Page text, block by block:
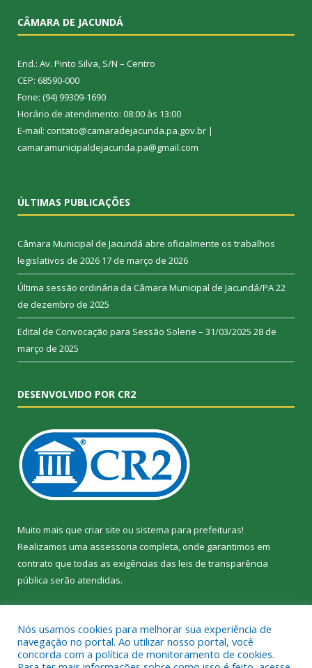
CÂMARA DE JACUNDÁ
End.: Av. Pinto Silva, S/N – Centro
CEP: 68590-000
Fone: (94) 99309-1690
Horário de atendimento: 08:00 às 13:00
E-mail: contato@camaradejacunda.pa.gov.br |
camaramunicipaldejacunda.pa@gmail.com
ÚLTIMAS PUBLICAÇÕES
Câmara Municipal de Jacundá abre oficialmente os trabalhos
legislativos de 2026 17 de março de 2026
Última sessão ordinária da Câmara Municipal de Jacundá/PA22
de dezembro de 2025
Edital de Convocação para Sessão Solene – 31/03/2025 28 de
março de 2025
DESENVOLVIDO POR CR2
Muito mais que criar site ou sistema para prefeituras!
Realizamos uma assessoria completa, onde garantimos em
contrato que todas as exigências das leis de transparência
pública serão atendidas.
Nós usamos cookies para melhorar sua experiência de
navegação no portal. Ao utilizar nosso portal, você
concorda com a política de monitoramento de cookies.